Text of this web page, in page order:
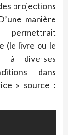
projections
manière
permettrait
(le livre ou le
à diverses
dans
» source :